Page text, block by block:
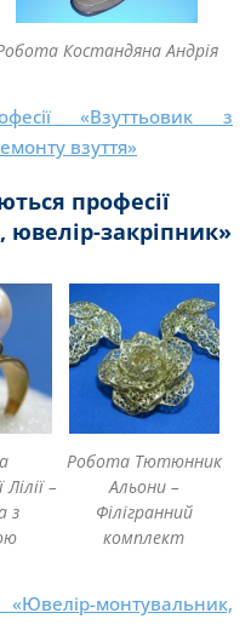
Костандяна Андрія
«Взуттьовик з
взуття»
професії
закріпник»
–
з
Робота Тютюнник
Альони –
Філігранний
комплект
«Ювелір-монтувальник,